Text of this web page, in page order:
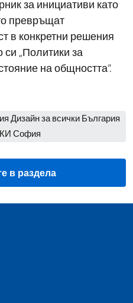
за инициативи като
превръщат
в конкретни решения
си „Политики за
на общността“.
Дизайн за всички България
София
в раздела